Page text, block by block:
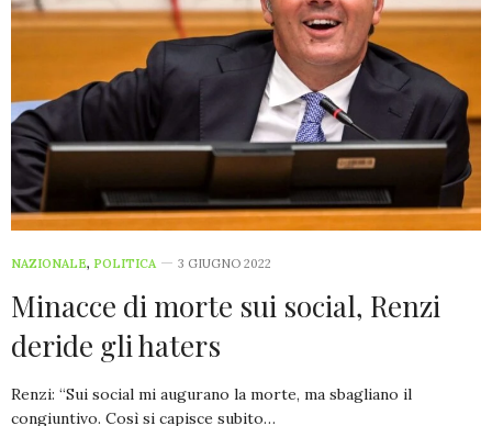
NAZIONALE, POLITICA 3 GIUGNO 2022
Minacce di morte sui social, Renzi
deride gli haters
Renzi: “Sui social mi augurano la morte, ma sbagliano il
congiuntivo. Così si capisce subito…